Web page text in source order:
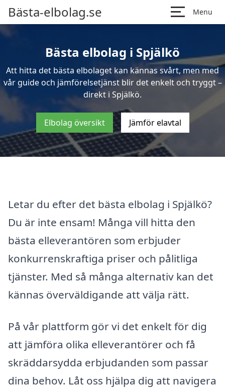
Bästa-elbolag.se Menu
Bästa elbolag i Spjälkö
Att hitta det bästa elbolaget kan kännas svårt, men med
vår guide och jämförelsetjänst blir det enkelt och tryggt –
direkt i Spjälkö.
Elbolag översikt Jämför elavtal
Letar du efter det bästa elbolag i Spjälkö?
Du är inte ensam! Många vill hitta den
bästa elleverantören som erbjuder
konkurrenskraftiga priser och pålitliga
tjänster. Med så många alternativ kan det
kännas överväldigande att välja rätt.
På vår plattform gör vi det enkelt för dig
att jämföra olika elleverantörer och få
skräddarsydda erbjudanden som passar
dina behov. Låt oss hjälpa dig att navigera